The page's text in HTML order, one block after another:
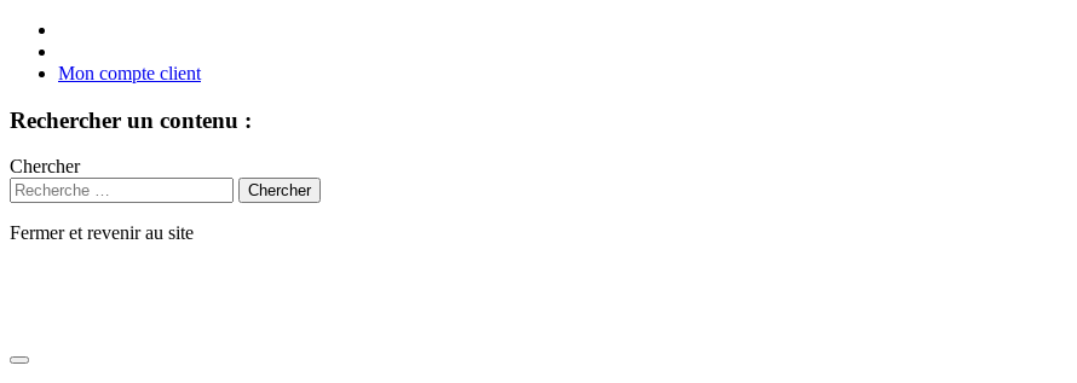
Mon compte client
Rechercher un contenu :
Chercher
Fermer et revenir au site